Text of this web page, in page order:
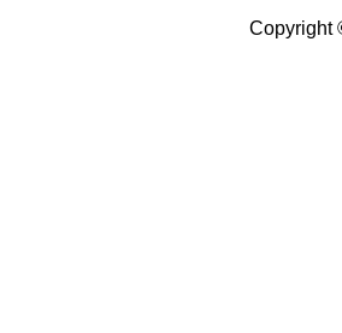
Copyright